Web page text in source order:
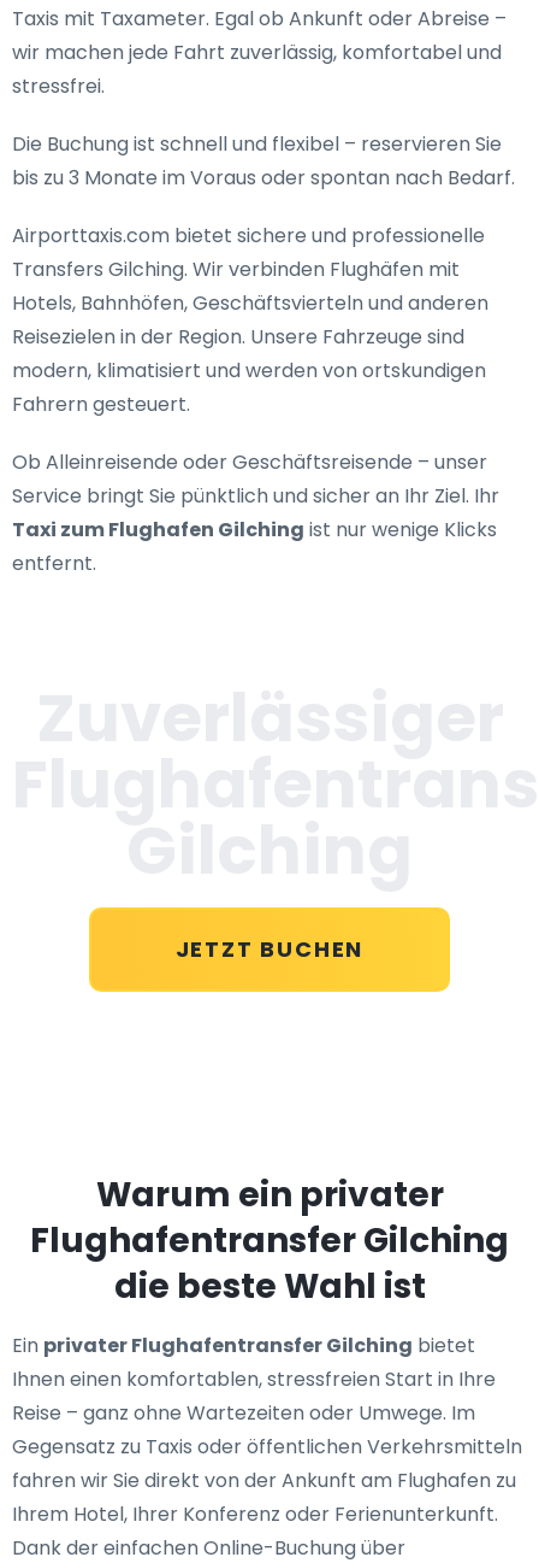
Taxis mit Taxameter. Egal ob Ankunft oder Abreise –
wir machen jede Fahrt zuverlässig, komfortabel und
stressfrei.
Die Buchung ist schnell und flexibel – reservieren Sie
bis zu 3 Monate im Voraus oder spontan nach Bedarf.
Airporttaxis.com bietet sichere und professionelle
Transfers Gilching. Wir verbinden Flughäfen mit
Hotels, Bahnhöfen, Geschäftsvierteln und anderen
Reisezielen in der Region. Unsere Fahrzeuge sind
modern, klimatisiert und werden von ortskundigen
Fahrern gesteuert.
Ob Alleinreisende oder Geschäftsreisende – unser
Service bringt Sie pünktlich und sicher an Ihr Ziel. Ihr
Taxi zum Flughafen Gilching ist nur wenige Klicks
entfernt.
JETZT BUCHEN
Warum ein privater
Flughafentransfer Gilching
die beste Wahl ist
Ein privater Flughafentransfer Gilching bietet
Ihnen einen komfortablen, stressfreien Start in Ihre
Reise – ganz ohne Wartezeiten oder Umwege. Im
Gegensatz zu Taxis oder öffentlichen Verkehrsmitteln
fahren wir Sie direkt von der Ankunft am Flughafen zu
Ihrem Hotel, Ihrer Konferenz oder Ferienunterkunft.
Dank der einfachen Online-Buchung über